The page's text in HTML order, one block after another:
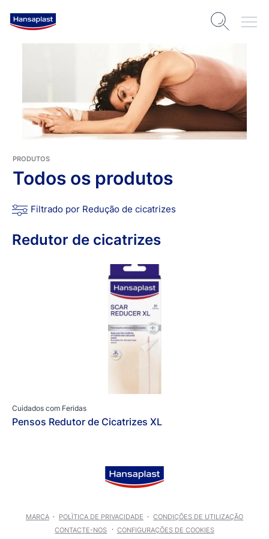
PRODUTOS
Todos os produtos
Filtrado por Redução de cicatrizes
Redutor de cicatrizes
Cuidados com Feridas
Pensos Redutor de Cicatrizes XL
MARCA POLÌTICA DE PRIVACIDADE
CONDIÇÕES DE UTILIZAÇÃO
CONTACTE-NOS
CONFIGURAÇÕES DE COOKIES